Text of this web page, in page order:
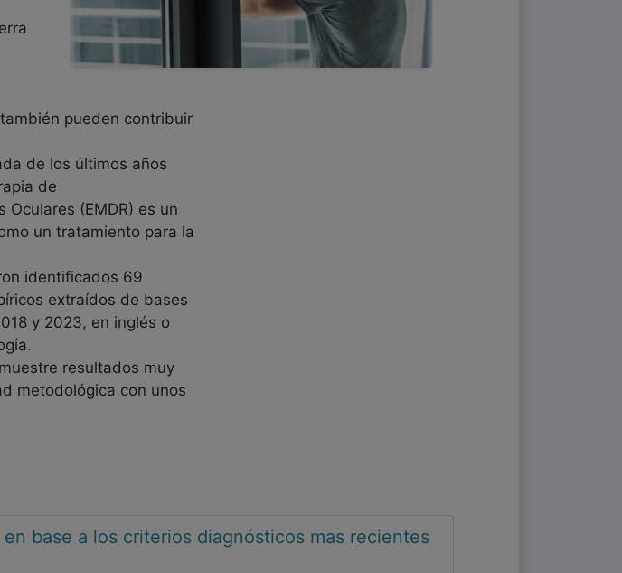
pueden contribuir
de los últimos años
de
(EMDR) es un
un tratamiento para la
identificados 69
extraídos de bases
y 2023, en inglés o
resultados muy
metodológica con unos
base a los criterios diagnósticos mas recientes